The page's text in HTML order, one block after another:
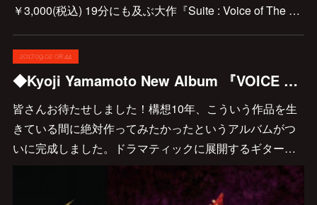
￥3,000(税込) 19分にも及ぶ大作『Suite : Voice of The …
2017.09.02 08:44
◆Kyoji Yamamoto New Album 『VOICE OF THE WIND』9/13発売決定!!
皆さんお待たせしました！構想10年、こういう作品を生
きている間に絶対作ってみたかったというアルバムがつ
いに完成しました。ドラマティックに展開するギター…